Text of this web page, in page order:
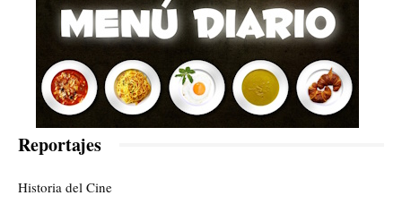
Reportajes
Historia del Cine